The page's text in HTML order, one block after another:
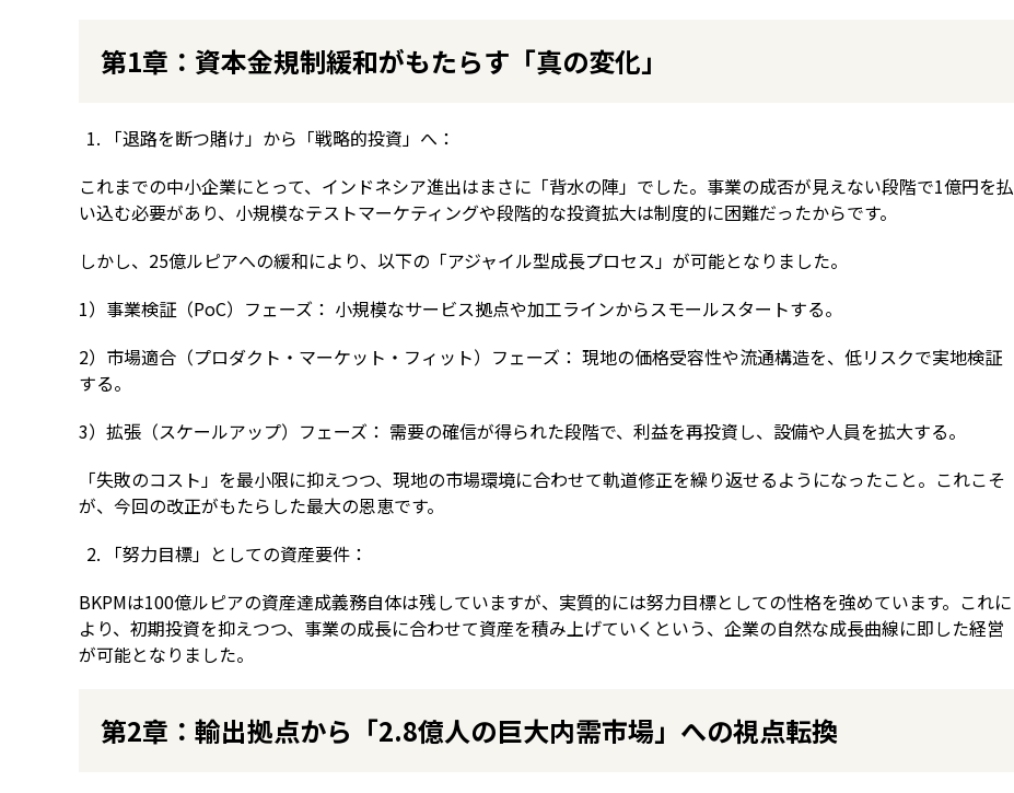
第1章：資本金規制緩和がもたらす「真の変化」
「退路を断つ賭け」から「戦略的投資」へ：
これまでの中小企業にとって、インドネシア進出はまさに「背水の陣」でした。事業の成否が見えない段階で1億円を払
い込む必要があり、小規模なテストマーケティングや段階的な投資拡大は制度的に困難だったからです。
しかし、25億ルピアへの緩和により、以下の「アジャイル型成長プロセス」が可能となりました。
1）事業検証（PoC）フェーズ： 小規模なサービス拠点や加工ラインからスモールスタートする。
2）市場適合（プロダクト・マーケット・フィット）フェーズ： 現地の価格受容性や流通構造を、低リスクで実地検証
する。
3）拡張（スケールアップ）フェーズ： 需要の確信が得られた段階で、利益を再投資し、設備や人員を拡大する。
「失敗のコスト」を最小限に抑えつつ、現地の市場環境に合わせて軌道修正を繰り返せるようになったこと。これこそ
が、今回の改正がもたらした最大の恩恵です。
「努力目標」としての資産要件：
BKPMは100億ルピアの資産達成義務自体は残していますが、実質的には努力目標としての性格を強めています。これに
より、初期投資を抑えつつ、事業の成長に合わせて資産を積み上げていくという、企業の自然な成長曲線に即した経営
が可能となりました。
第2章：輸出拠点から「2.8億人の巨大内需市場」への視点転換